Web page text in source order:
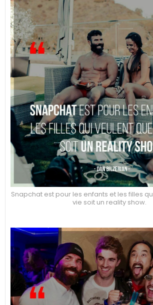
Snapchat est pour les enfants et les filles
vie soit un reality show.